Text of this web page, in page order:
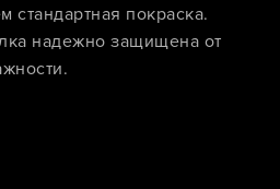
стандартная покраска.
надежно защищена от